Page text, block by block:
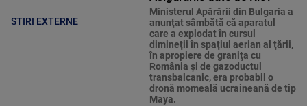
STIRI EXTERNE
Ministerul Apărării din Bulgaria a
anunţat sâmbătă că aparatul
care a explodat în cursul
dimineţii în spaţiul aerian al ţării,
în apropiere de graniţa cu
România şi de gazoductul
transbalcanic, era probabil o
dronă momeală ucraineană de tip
Maya.